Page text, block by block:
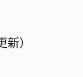
新）